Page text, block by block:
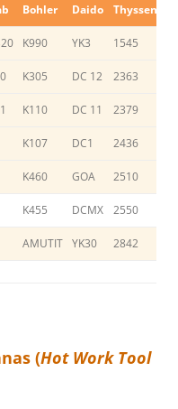
Bohler Daido Thyssen
K990 YK3 1545
K305 DC 12 2363
K110 DC 11 2379
K107 DC1 2436
K460 GOA 2510
K455 DCMX 2550
AMUTIT YK30 2842
(Hot Work Tool